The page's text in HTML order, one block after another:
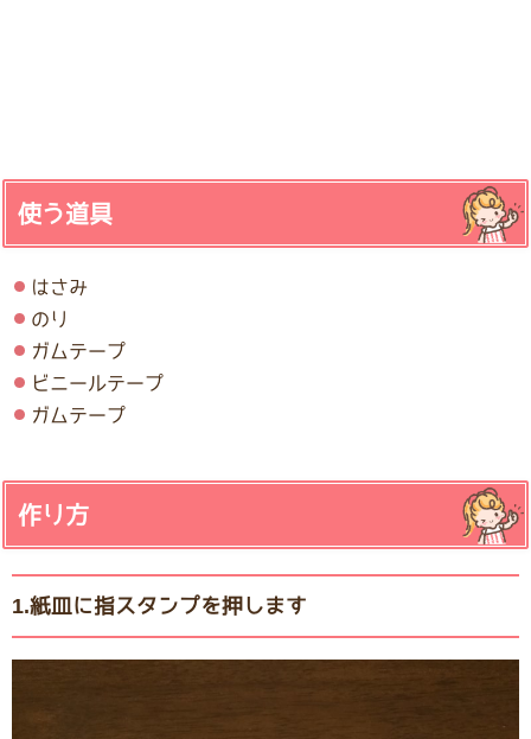
使う道具
はさみ
のり
ガムテープ
ビニールテープ
ガムテープ
作り方
1.紙皿に指スタンプを押します